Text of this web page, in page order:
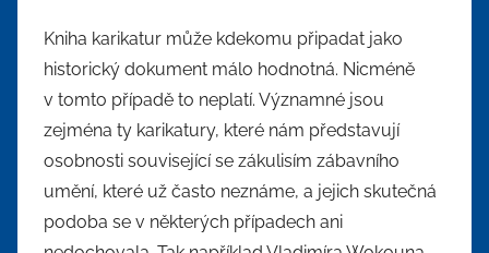
Kniha karikatur může kdekomu připadat jako
historický dokument málo hodnotná. Nicméně
v tomto případě to neplatí. Významné jsou
zejména ty karikatury, které nám představují
osobnosti související se zákulisím zábavního
umění, které už často neznáme, a jejich skutečná
podoba se v některých případech ani